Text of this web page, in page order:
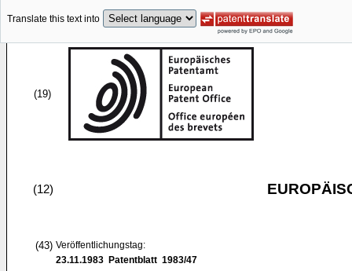
Translate this text into
(19)
(12)
(43) Veröffentlichungstag:
23.11.1983 Patentblatt 1983/47